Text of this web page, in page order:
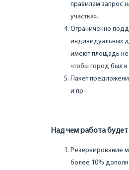
правилам запрос
участка».
Ограниченно
индивидуальных
имеют площадь не
чтобы город был
Пакет
и пр.
Над чем работа
Резервирование
более 10%